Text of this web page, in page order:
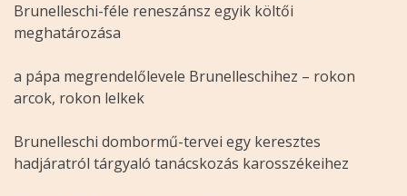
Brunelleschi-féle reneszánsz egyik költői
meghatározása
a pápa megrendelőlevele Brunelleschihez – rokon
arcok, rokon lelkek
Brunelleschi dombormű-tervei egy keresztes
hadjáratról tárgyaló tanácskozás karosszékeihez